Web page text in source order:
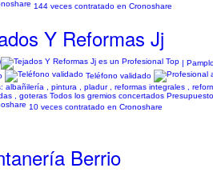
144 veces contratado en Cronoshare
Y Reformas Jj
|
Teléfono validado
albañilería , pintura , pladur , reformas integrales ,
, goteras Todos los gremios concertados
10 veces contratado en Cronoshare
Berrio